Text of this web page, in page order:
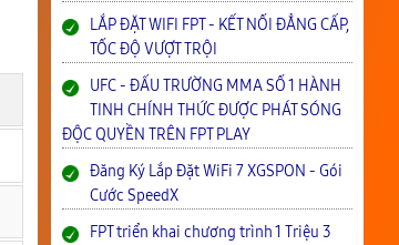
LẮP ĐẶT WIFI FPT - KẾT NỐI ĐẲNG CẤP,
TỐC ĐỘ VƯỢT TRỘI
UFC - ĐẤU TRƯỜNG MMA SỐ 1 HÀNH
TINH CHÍNH THỨC ĐƯỢC PHÁT SÓNG
ĐỘC QUYỀN TRÊN FPT PLAY
Đăng Ký Lắp Đặt WiFi 7 XGSPON - Gói
Cước SpeedX
FPT triển khai chương trình 1 Triệu 3